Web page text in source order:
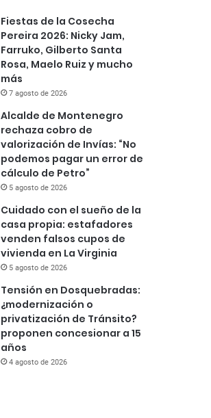
Fiestas de la Cosecha
Pereira 2026: Nicky Jam,
Farruko, Gilberto Santa
Rosa, Maelo Ruiz y mucho
más
7 agosto de 2026
Alcalde de Montenegro
rechaza cobro de
valorización de Invías: “No
podemos pagar un error de
cálculo de Petro”
5 agosto de 2026
Cuidado con el sueño de la
casa propia: estafadores
venden falsos cupos de
vivienda en La Virginia
5 agosto de 2026
Tensión en Dosquebradas:
¿modernización o
privatización de Tránsito?
proponen concesionar a 15
años
4 agosto de 2026